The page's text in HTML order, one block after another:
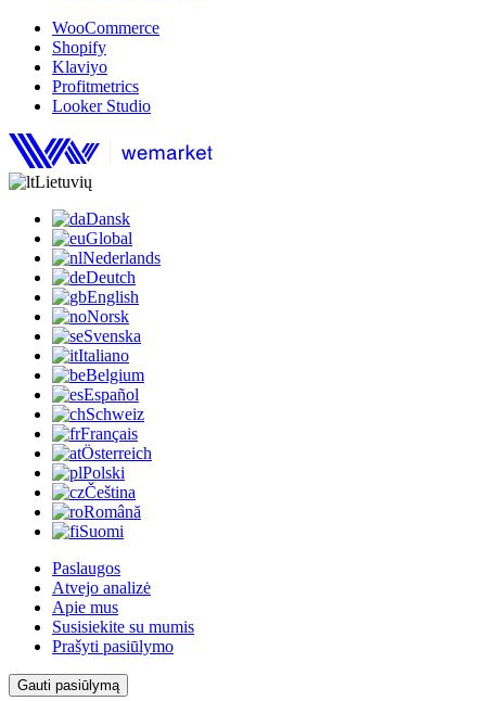
WooCommerce
Shopify
Klaviyo
Profitmetrics
Looker Studio
Lietuvių
Dansk
Global
Nederlands
Deutch
English
Norsk
Svenska
Italiano
Belgium
Español
Schweiz
Français
Österreich
Polski
Čeština
Română
Suomi
Paslaugos
Atvejo analizė
Apie mus
Susisiekite su mumis
Prašyti pasiūlymo
Gauti pasiūlymą